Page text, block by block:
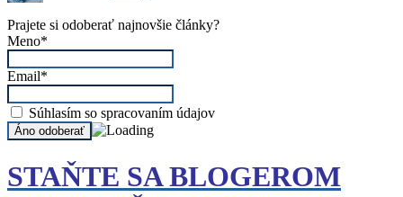
Prajete si odoberať najnovšie články?
Meno*
Email*
Súhlasím so spracovaním údajov
STAŇTE SA BLOGEROM